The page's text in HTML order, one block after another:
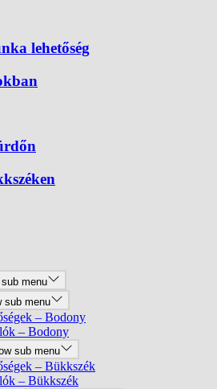
lehetőség
menu
sub menu
– Bodony
– Bodony
sub menu
– Bükkszék
– Bükkszék